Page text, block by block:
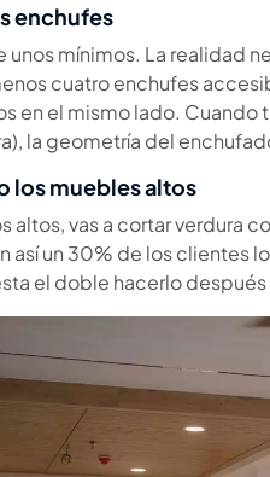
enchufes
unos mínimos. La realidad
cuatro enchufes
en el mismo lado.
la geometría del
los muebles altos
altos, vas a cortar verdura
así un 30% de los clientes
el doble hacerlo